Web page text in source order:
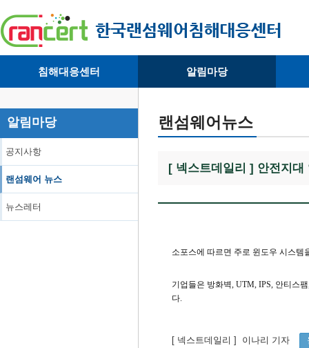
침해대응센터
· 침해피해신고
· 개인정보취급방침
알림마당
· 뉴스레터
알림마당
공지사항
랜섬웨어 뉴스
뉴스레터
랜섬웨어뉴스
[ 넥스트데일리 ] 안전지
소포스에 따르면 주로 윈도우 시스템
기업들은 방화벽, UTM, IPS, 안티스
다.
[ 넥스트데일리 ] 이나리 기자